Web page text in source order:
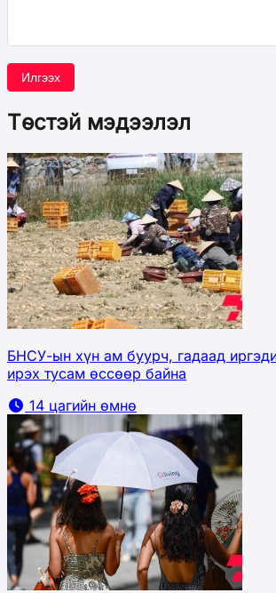
Илгээх
Төстэй мэдээлэл
БНСУ-ын хүн ам буурч, гадаад
ирэх тусам өссөөр байна
14 цагийн өмнө